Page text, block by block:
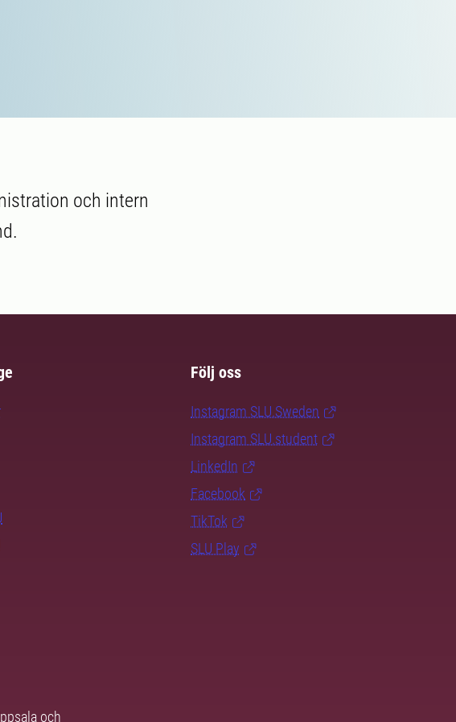
och intern
Följ oss
Instagram SLU.Sweden
Instagram SLU.student
LinkedIn
Facebook
TikTok
SLU Play
och